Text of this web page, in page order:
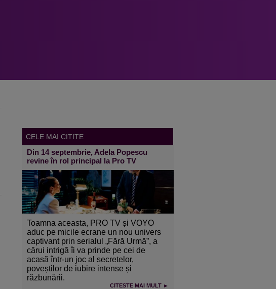
CELE MAI CITITE
Din 14 septembrie, Adela Popescu
revine în rol principal la Pro TV
Toamna aceasta, PRO TV și VOYO
aduc pe micile ecrane un nou univers
captivant prin serialul „Fără Urmă”, a
cărui intrigă îi va prinde pe cei de
acasă într-un joc al secretelor,
poveștilor de iubire intense și
răzbunării.
CITESTE MAI MULT ►